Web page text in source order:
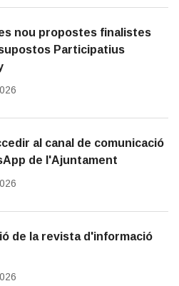
nou propostes finalistes
Participatius
al canal de comunicació
de l'Ajuntament
de la revista d'informació